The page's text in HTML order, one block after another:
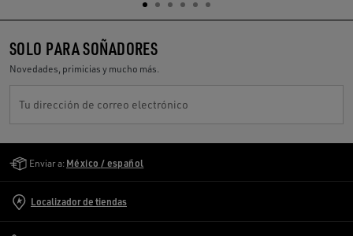
SOLO PARA SOÑADORES
Novedades, primicias y mucho más.
Tu dirección de correo electrónico
Enviar a: México / español
Localizador de tiendas